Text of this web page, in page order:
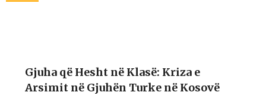
Gjuha që Hesht në Klasë: Kriza e
Arsimit në Gjuhën Turke në Kosovë